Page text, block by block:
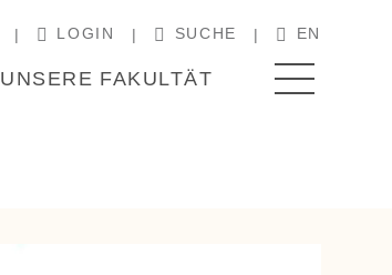
LOGIN SUCHE EN
UNSERE FAKULTÄT